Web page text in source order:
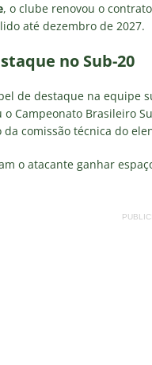
de 2026 ] Fluminense
de 2026 ] Fluminense X
DICAS DE APOSTAS
, o clube renovou o
até dezembro de 2027.
no Sub-20
de destaque na equipe
Campeonato Brasileiro
comissão técnica do
o atacante ganhar